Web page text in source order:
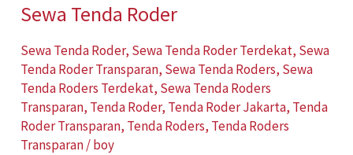
Sewa Tenda Roder
Sewa Tenda Roder, Sewa Tenda Roder Terdekat, Sewa
Tenda Roder Transparan, Sewa Tenda Roders, Sewa
Tenda Roders Terdekat, Sewa Tenda Roders
Transparan, Tenda Roder, Tenda Roder Jakarta, Tenda
Roder Transparan, Tenda Roders, Tenda Roders
Transparan/boy